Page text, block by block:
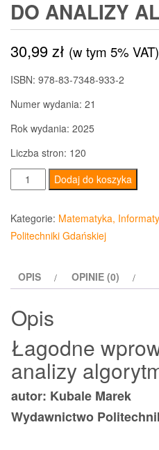
DO ANALIZY
30,99zł (w tym 5% VAT)
ISBN: 978-83-7348-933-2
Numer wydania: 21
Rok wydania: 2025
Liczba stron: 120
ilość
Łagodne
wprowadzenie
do
Dodaj do koszyka
Kategorie: Matematyka,
Politechniki Gdańskiej
OPIS OPINIE (0)
Opis
Łagodne
analizy
autor: Kubale Marek
Wydawnictwo